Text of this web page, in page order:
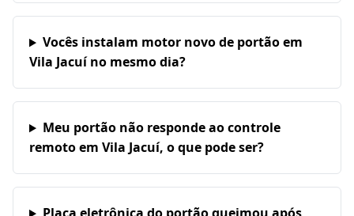
Vocês instalam motor novo de portão em
Vila Jacuí no mesmo dia?
Meu portão não responde ao controle
remoto em Vila Jacuí, o que pode ser?